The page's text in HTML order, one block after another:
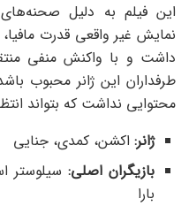
این فیلم به دلیل
نمایش غیر واقعی قدرت
داشت و با واکنش منفی
طرفداران این ژانر محبوب
محتوایی نداشت که بتواند
ژانر: اکشن، کمدی، جنایی
بازیگران اصلی: سیلوستر
بارا